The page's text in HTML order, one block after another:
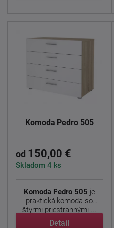
Komoda Pedro 505
od 150,00 €
Skladom 4 ks
Komoda Pedro 505 je
praktická komoda so
štyrmi priestrannými ...
Detail